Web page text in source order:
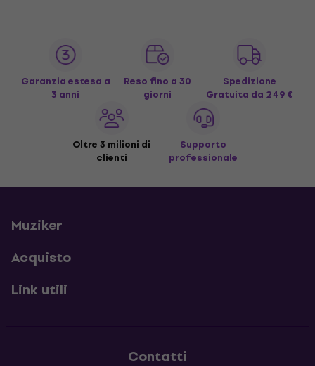
Garanzia estesa a
3 anni
Reso fino a 30
giorni
Spedizione
Gratuita da 249 €
Oltre 3 milioni di
clienti
Supporto
professionale
Muziker
Acquisto
Link utili
Contatti